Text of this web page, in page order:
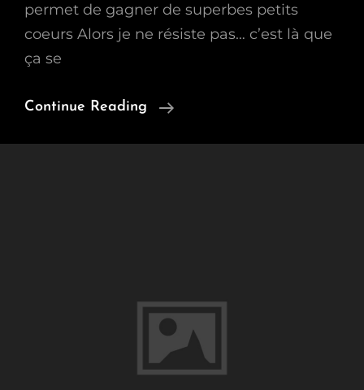
permet de gagner de superbes petits
coeurs Alors je ne résiste pas… c’est là que
ça se
Continue Reading
Petits